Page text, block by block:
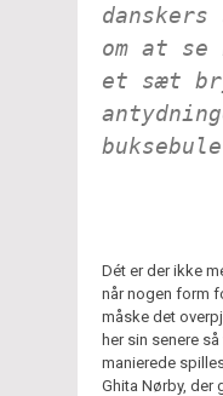
om at se
et sæt
Dét er der ikke
når nogen form
måske det
her sin senere
manierede
Ghita Nørby, der